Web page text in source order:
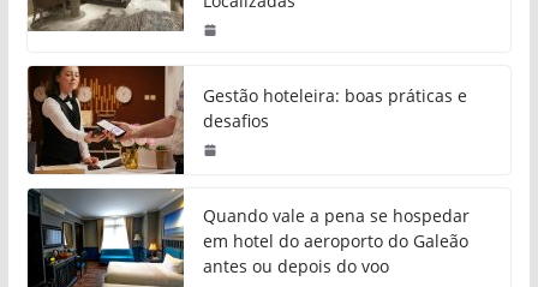
Gestão hoteleira: boas práticas e
desafios
Quando vale a pena se hospedar
em hotel do aeroporto do Galeão
antes ou depois do voo